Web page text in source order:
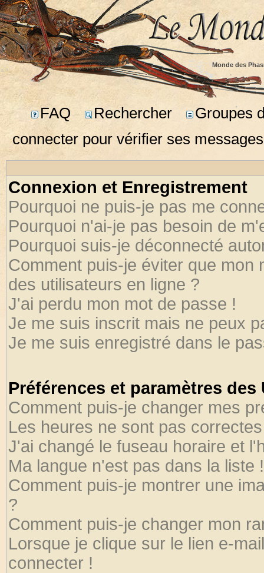
Monde des
FAQ Rechercher
Groupes
connecter pour vérifier ses
Connexion et Enregistrement
Pourquoi ne puis-je pas me
Pourquoi n'ai-je pas besoin de
Pourquoi suis-je déconnecté
Comment puis-je éviter que mon
des utilisateurs en ligne ?
J'ai perdu mon mot de passe !
Je me suis inscrit mais ne peux
Je me suis enregistré dans le
Préférences et paramètres
Comment puis-je changer mes
Les heures ne sont pas
J'ai changé le fuseau horaire et
Ma langue n'est pas dans la liste !
Comment puis-je montrer une
?
Comment puis-je changer mon
Lorsque je clique sur le lien e-
connecter !